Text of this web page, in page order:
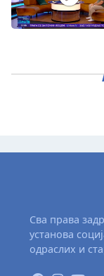
Сва права
установа
одраслих и